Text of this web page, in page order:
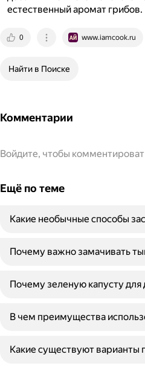
естественный аромат грибов.
0 www.iamcook.ru
Найти в Поиске
Комментарии
Войдите, чтобы
Ещё по теме
Какие необычные способы
Почему важно замачивать
Почему зеленую капусту
В чем преимущества
Какие существуют варианты